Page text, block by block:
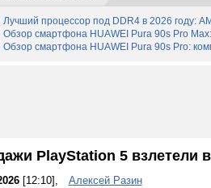
Лучший процессор под DDR4 в 2026 году:
Обзор смартфона HUAWEI Pura 90s Pro
Обзор смартфона HUAWEI Pura 90s Pro:
PlayStation 5 взлетели
[12:10],
Алексей Разин